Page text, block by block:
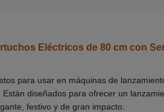
Eléctricos de 80 cm con
para usar en máquinas de
Están diseñados para ofrecer un
festivo y de gran impacto.